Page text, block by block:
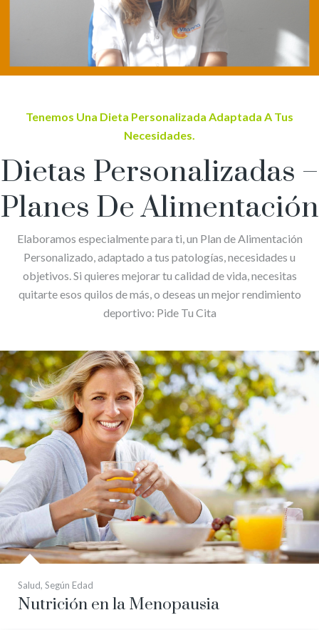
Tenemos Una Dieta Personalizada Adaptada A Tus
Necesidades.
Dietas Personalizadas –
Planes De Alimentación
Elaboramos especialmente para ti, un Plan de Alimentación
Personalizado, adaptado a tus patologías, necesidades u
objetivos. Si quieres mejorar tu calidad de vida, necesitas
quitarte esos quilos de más, o deseas un mejor rendimiento
deportivo: Pide Tu Cita
Salud, Según Edad
Nutrición en la Menopausia